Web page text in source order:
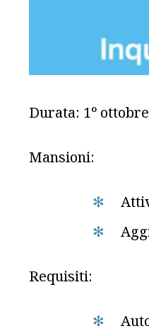
Durata: 1º
Mansioni:
Requisiti: